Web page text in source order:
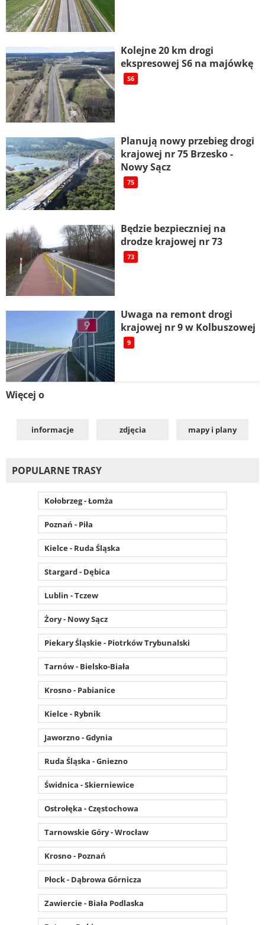
Kolejne 20 km drogi
ekspresowej S6 na majówkę
S6
Planują nowy przebieg drogi
krajowej nr 75 Brzesko -
Nowy Sącz
75
Będzie bezpieczniej na
drodze krajowej nr 73
73
Uwaga na remont drogi
krajowej nr 9 w Kolbuszowej
9
Więcej o
informacje zdjęcia mapy i plany
POPULARNE TRASY
Kołobrzeg - Łomża
Poznań - Piła
Kielce - Ruda Śląska
Stargard - Dębica
Lublin - Tczew
Żory - Nowy Sącz
Piekary Śląskie - Piotrków Trybunalski
Tarnów - Bielsko-Biała
Krosno - Pabianice
Kielce - Rybnik
Jaworzno - Gdynia
Ruda Śląska - Gniezno
Świdnica - Skierniewice
Ostrołęka - Częstochowa
Tarnowskie Góry - Wrocław
Krosno - Poznań
Płock - Dąbrowa Górnicza
Zawiercie - Biała Podlaska